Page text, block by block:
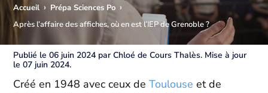
Accueil › Prépa Sciences Po ›
Après l’affaire des affiches, où en est l’IEP de Grenoble ?
Publié le 06 juin 2024 par Chloé de Cours Thalès. Mise à jour
le 07 juin 2024.
Créé en 1948 avec ceux deToulouse et de